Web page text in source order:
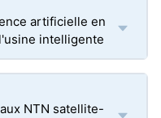
artificielle en
intelligente
NTN satellite-